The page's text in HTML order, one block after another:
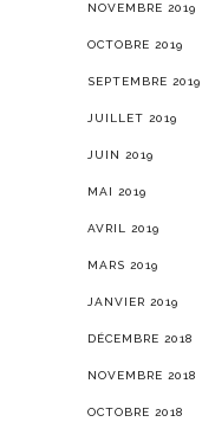
NOVEMBRE 2019
OCTOBRE 2019
SEPTEMBRE 2019
JUILLET 2019
JUIN 2019
MAI 2019
AVRIL 2019
MARS 2019
JANVIER 2019
DÉCEMBRE 2018
NOVEMBRE 2018
OCTOBRE 2018